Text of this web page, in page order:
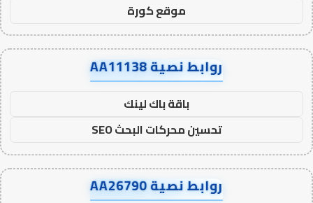
موقع كورة
روابط نصية AA11138
باقة باك لينك
تحسين محركات البحث SEO
روابط نصية AA26790